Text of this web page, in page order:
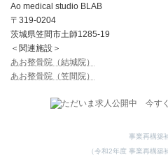
Ao medical studio BLAB
〒319-0204
茨城県笠間市土師1285-19
＜関連施設＞
あお整骨院（結城院）
あお整骨院（笠間院）
事業再構築
（令和2年度 事業再構築